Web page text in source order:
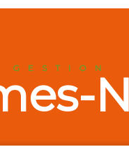
GESTION